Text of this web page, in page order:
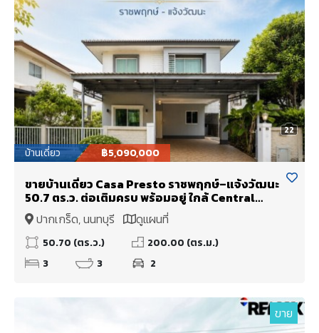
22
บ้านเดี่ยว ฿5,090,000
ขายบ้านเดี่ยว Casa Presto ราชพฤกษ์–แจ้งวัฒนะ
50.7 ตร.ว. ต่อเติมครบ พร้อมอยู่ ใกล้ Central
Westgate และโรงเรียนนานาชาติ DBS ราคา 5.09
ล้านบาท
ปากเกร็ด, นนทบุรี ดูแผนที่
50.70 (ตร.ว.)
200.00 (ตร.ม.)
3
3 2
ขาย